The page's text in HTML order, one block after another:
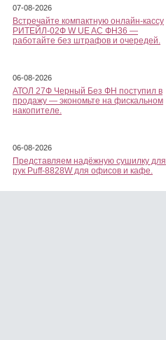
07-08-2026
Встречайте компактную онлайн-кассу
РИТЕЙЛ-02Ф W UE AC ФН36 —
работайте без штрафов и очередей.
06-08-2026
АТОЛ 27Ф Черный Без ФН поступил в
продажу — экономьте на фискальном
накопителе.
06-08-2026
Представляем надёжную сушилку для
рук Puff-8828W для офисов и кафе.